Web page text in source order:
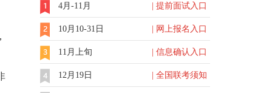
4月-11月 | 提前面试入口
10月10-31日 | 网上报名入口
11月上旬 | 信息确认入口
12月19日 | 全国联考须知